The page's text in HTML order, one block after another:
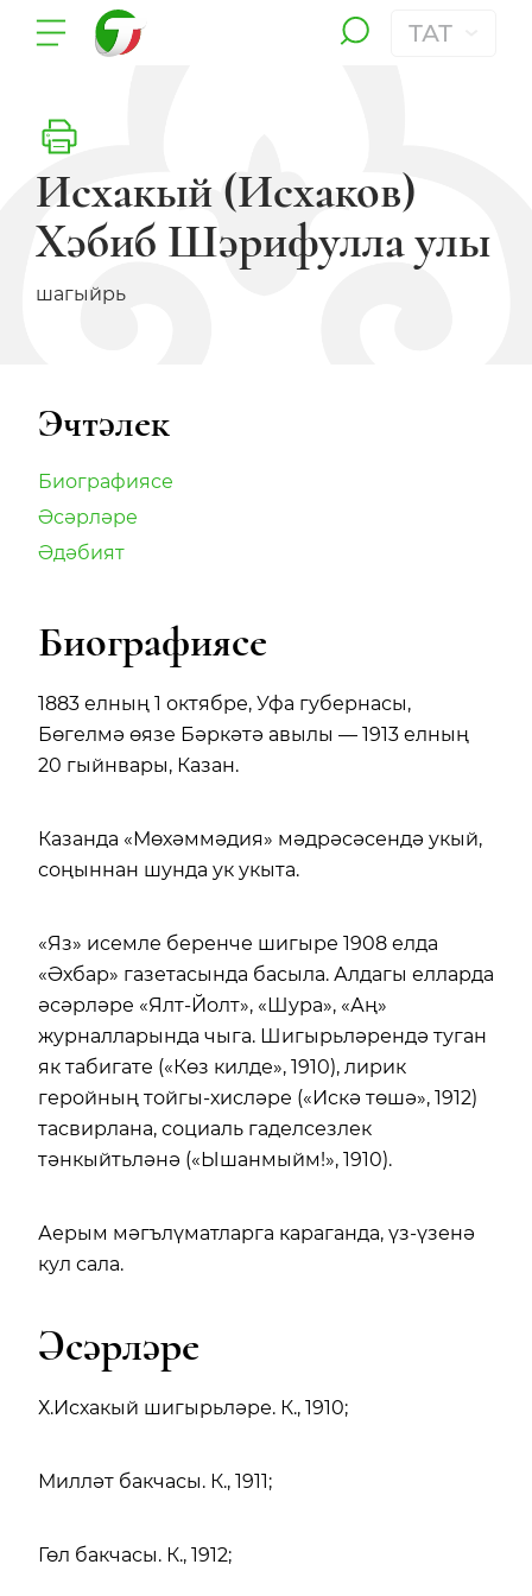
ТАТ
Исхакый (Исхаков)
Хәбиб Шәрифулла улы
шагыйрь
Эчтәлек
Биографиясе
Әсәрләре
Әдәбият
Биографиясе
1883 елның 1 октябре, Уфа губернасы,
Бөгелмә өязе Бәркәтә авылы — 1913 елның
20 гыйнвары, Казан.
Казанда «Мөхәммәдия» мәдрәсәсендә укый,
соңыннан шунда ук укыта.
«Яз» исемле беренче шигыре 1908 елда
«Әхбар» газетасында басыла. Алдагы елларда
әсәрләре «Ялт-Йолт», «Шура», «Аң»
журналларында чыга. Шигырьләрендә туган
як табигате («Көз килде», 1910), лирик
геройның тойгы-хисләре («Искә төшә», 1912)
тасвирлана, социаль гаделсезлек
тәнкыйтьләнә («Ышанмыйм!», 1910).
Аерым мәгълүматларга караганда, үз-үзенә
кул сала.
Әсәрләре
Х.Исхакый шигырьләре. К., 1910;
Милләт бакчасы. К., 1911;
Гөл бакчасы. К., 1912;